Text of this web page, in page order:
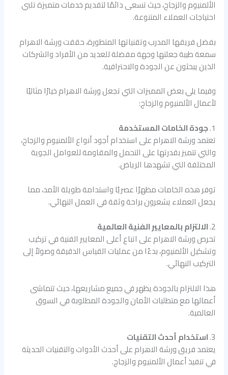
الألمنيوم والزجاج، حيث تسعى دائمًا لتقديم خدمات متميزة تلبي
احتياجات العملاء المتنوعة.
بفضل فريقها المدرب وتقنياتها المتطورة، حققت ورشة الاهرام
سمعة طيبة جعلتها وجهة مفضلة للعديد من الأفراد والشركات
الذين يبحثون عن الجودة والاحترافية.
وفيما يلي بعض المميزات التي تجعل ورشة الاهرام خيارًا مثاليًا
لأعمال الألمنيوم والزجاج:
1. جودة الخامات المستخدمة
تعتمد ورشة الاهرام على استخدام أجود أنواع الألمنيوم والزجاج،
والتي تتميز بقدرتها على التحمل والمقاومة للعوامل الجوية
المختلفة التي تشهدها الرياض.
توفر هذه الخامات مظهرًا عصريًا واستدامة طويلة الأمد، مما
يجعل العملاء يشعرون براحة وثقة في العمل النهائي.
2. الالتزام بالمعايير الفنية العالمية
تحرص ورشة الاهرام على اتباع أعلى المعايير الفنية في تركيب
وتشكيل الألمنيوم، بدءًا من عمليات القياس الدقيقة وصولاً إلى
التركيب النهائي.
هذا الالتزام بالجودة يظهر في جميع مشاريعها، حيث تتماشى
أعمالها مع متطلبات الأمان والجودة المطلوبة في السوق
العالمية.
3. استخدام أحدث التقنيات
يعتمد فريق ورشة الاهرام على أحدث الأدوات والتقنيات الحديثة
في تنفيذ أعمال الألمنيوم والزجاج.